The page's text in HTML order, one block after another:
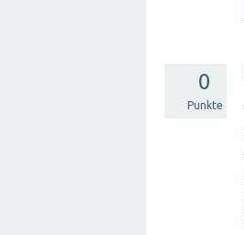
0
Punkte